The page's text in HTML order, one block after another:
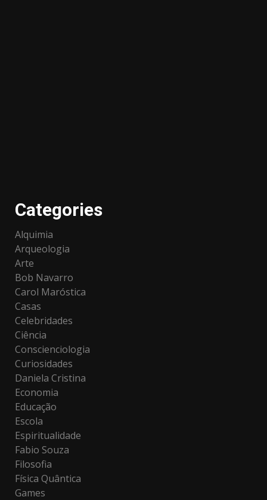
Categories
Alquimia
Arqueologia
Arte
Bob Navarro
Carol Maróstica
Casas
Celebridades
Ciência
Conscienciologia
Curiosidades
Daniela Cristina
Economia
Educação
Escola
Espiritualidade
Fabio Souza
Filosofia
Física Quântica
Games